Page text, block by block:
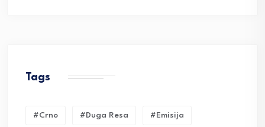
Tags
#crno #duga Resa #emisija